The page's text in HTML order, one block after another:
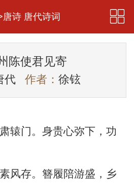
唐诗 唐代诗词
陈使君见寄
代 作者： 徐铉
辕门。身贵心弥下，功
风存。簪履陪游盛，乡